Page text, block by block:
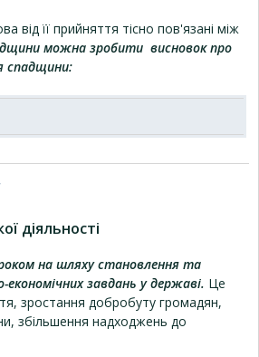
її прийняття тісно пов'язані між
можна зробити висновок про
спадщини:
діяльності
на шляху становлення та
економічних завдань у державі. Це
зростання добробуту громадян,
збільшення надходжень до